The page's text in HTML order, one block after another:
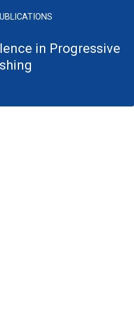
in Progressive